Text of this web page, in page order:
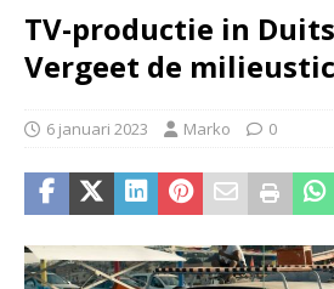
TV-productie in
Vergeet de
6 januari 2023 Marko 0